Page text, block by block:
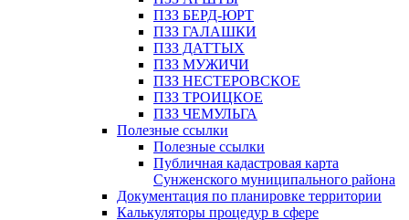
ПЗЗ БЕРД-ЮРТ
ПЗЗ ГАЛАШКИ
ПЗЗ ДАТТЫХ
ПЗЗ МУЖИЧИ
ПЗЗ НЕСТЕРОВСКОЕ
ПЗЗ ТРОИЦКОЕ
ПЗЗ ЧЕМУЛЬГА
Полезные ссылки
Полезные ссылки
Публичная кадастровая карта
Сунженского муниципального района
Документация по планировке территории
Калькуляторы процедур в сфере